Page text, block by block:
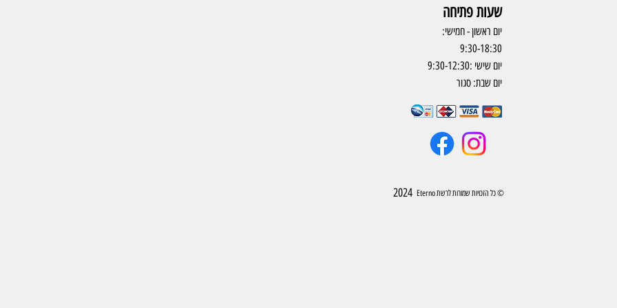
שעות פתיחה
יום ראשון - חמישי:
9:30-18:30
יום שישי :9:30-12:30
יום שבת: סגור
2024 © כל הזכויות שמורות לרשת Eterno